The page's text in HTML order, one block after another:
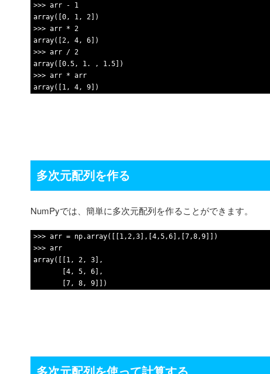
>>> arr -
1
array( [0 , 1 , 2] )
>>> arr *
2
array( [2 , 4 , 6] )
>>> arr / 2
array( [0.5 , 1 . , 1 .5] )
>>> arr * arr
array( [1 , 4 , 9] )
多次元配列を作る
NumPyでは、簡単に多次元配列を作ることができます。
>>> arr = np.array( [ [1 , 2 ,3] , [4 ,5 ,6] , [7 ,8 ,9] ] )
>>> arr
array( [ [1 , 2 , 3] ,
[4 , 5 , 6] ,
[7 , 8 , 9] ] )
多次元配列を使って計算する